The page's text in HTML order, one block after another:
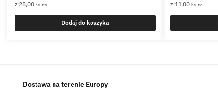
zł28,00 brutto
Dodaj do koszyka
zł11,00 brutto
Dostawa na terenie Europy